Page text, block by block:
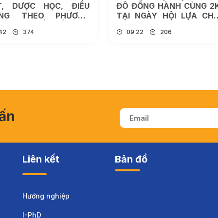
HÀNH CÙNG 2K8
HỘI LỰA CHỌN
206
NGHIỆM VÀ SÁNG TẠO –
SAO NGÀY CÀNG
09:16 267
Liên kết
Hướng nghiệp
I-PhD
Bản đồ